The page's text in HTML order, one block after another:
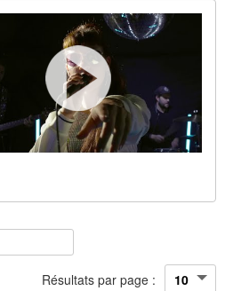
Résultats par page :